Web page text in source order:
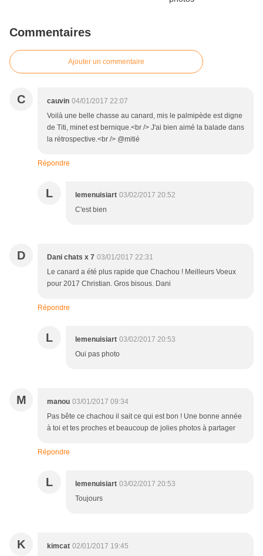
Commentaires
Ajouter un commentaire
C cauvin 04/01/2017 22:07
Voilà une belle chasse au canard, mis le palmipède est digne
de Titi, minet est bernique.<br /> J'ai bien aimé la balade dans
la rétrospective.<br /> @mitié
Répondre
L lemenuisiart 03/02/2017 20:52
C'est bien
D Dani chats x 7 03/01/2017 22:31
Le canard a été plus rapide que Chachou ! Meilleurs Voeux
pour 2017 Christian. Gros bisous. Dani
Répondre
L lemenuisiart 03/02/2017 20:53
Oui pas photo
M manou 03/01/2017 09:34
Pas bête ce chachou il sait ce qui est bon ! Une bonne année
à toi et tes proches et beaucoup de jolies photos à partager
Répondre
L lemenuisiart 03/02/2017 20:53
Toujours
K kimcat 02/01/2017 19:45